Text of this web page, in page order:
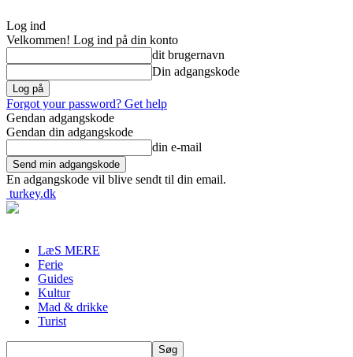
Log ind
Velkommen! Log ind på din konto
dit brugernavn
Din adgangskode
Forgot your password? Get help
Gendan adgangskode
Gendan din adgangskode
din e-mail
En adgangskode vil blive sendt til din email.
turkey.dk
LæS MERE
Ferie
Guides
Kultur
Mad & drikke
Turist